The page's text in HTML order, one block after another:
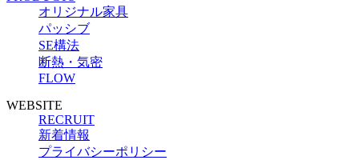
オリジナル家具
パッシブ
SE構法
断熱・気密
FLOW
WEBSITE
RECRUIT
新着情報
プライバシーポリシー